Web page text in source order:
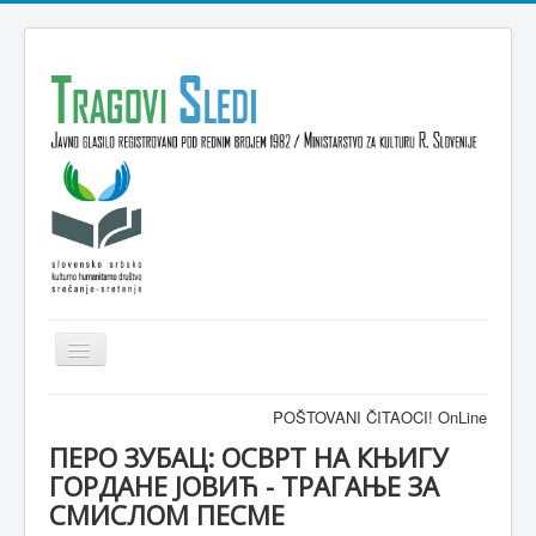
Isključi
navigaciju
VESTI
KULTURA
INTERVJU
POŠTOVANI ČITAOCI! OnLine
ПЕРО ЗУБАЦ: ОСВРТ НА КЊИГУ
ГОРДАНЕ ЈОВИЋ - ТРАГАЊЕ ЗА
СМИСЛОМ ПЕСМЕ